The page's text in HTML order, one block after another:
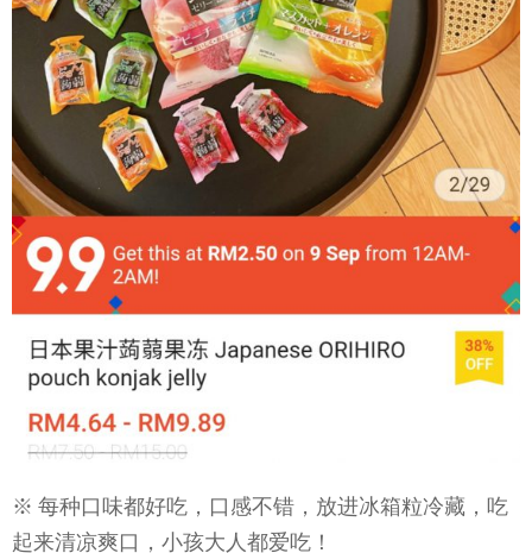
※ 每种口味都好吃，口感不错，放进冰箱粒冷藏，吃
起来清凉爽口，小孩大人都爱吃！